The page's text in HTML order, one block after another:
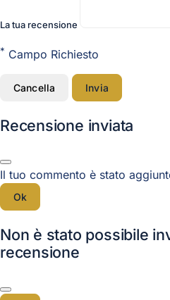
La tua recensione
* Campo Richiesto
Cancella Invia
Recensione inviata
Il tuo commento è stato
Ok
Non è stato possibile
recensione